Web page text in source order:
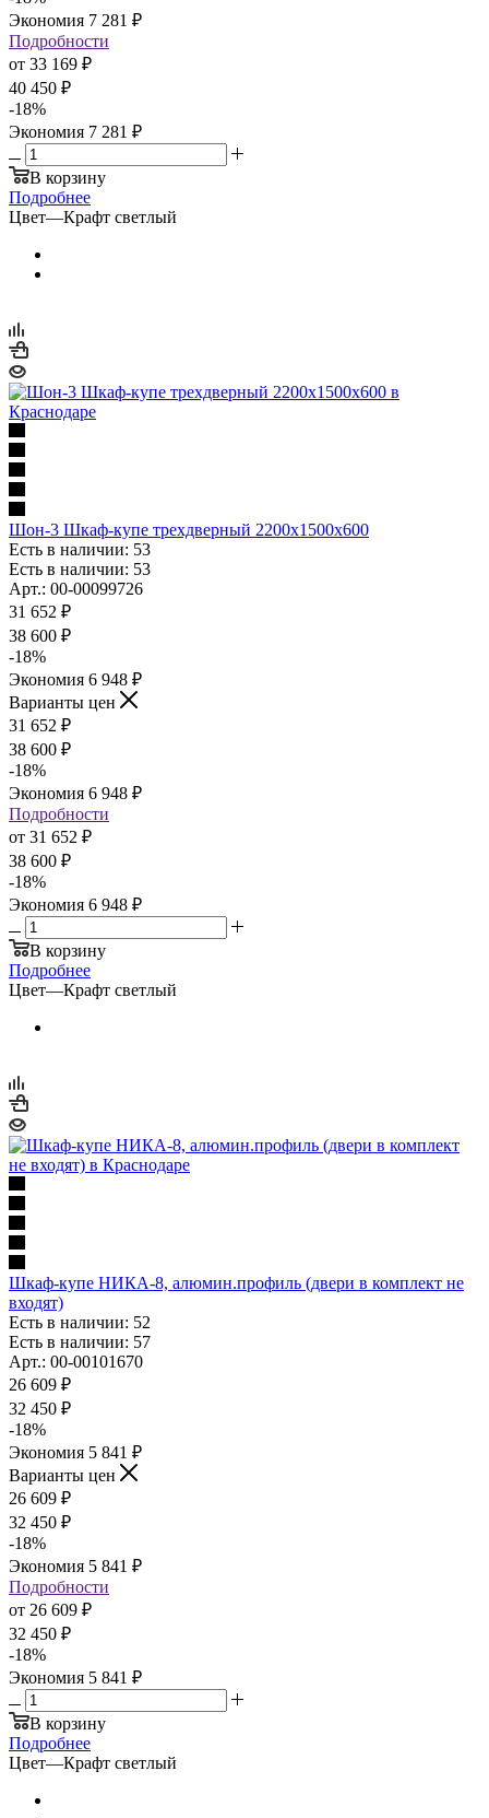
Экономия 7 281 ₽
Подробности
от 33 169 ₽
40 450 ₽
-18%
Экономия 7 281 ₽
В корзину
Подробнее
Цвет—Крафт светлый
Шон-3 Шкаф-купе трехдверный 2200х1500х600
Есть в наличии: 53
Есть в наличии: 53
Арт.: 00-00099726
31 652 ₽
38 600 ₽
-18%
Экономия 6 948 ₽
Варианты цен
31 652 ₽
38 600 ₽
-18%
Экономия 6 948 ₽
Подробности
от 31 652 ₽
38 600 ₽
-18%
Экономия 6 948 ₽
В корзину
Подробнее
Цвет—Крафт светлый
Шкаф-купе НИКА-8, алюмин.профиль (двери в комплект не
входят)
Есть в наличии: 52
Есть в наличии: 57
Арт.: 00-00101670
26 609 ₽
32 450 ₽
-18%
Экономия 5 841 ₽
Варианты цен
26 609 ₽
32 450 ₽
-18%
Экономия 5 841 ₽
Подробности
от 26 609 ₽
32 450 ₽
-18%
Экономия 5 841 ₽
В корзину
Подробнее
Цвет—Крафт светлый